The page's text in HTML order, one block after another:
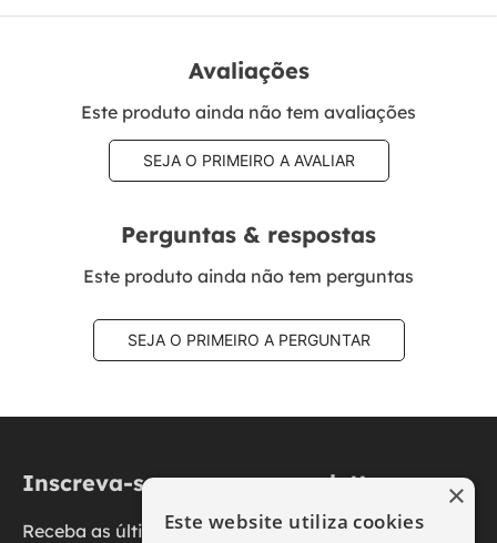
Avaliações
Este produto ainda não tem avaliações
SEJA O PRIMEIRO A AVALIAR
Perguntas & respostas
Este produto ainda não tem perguntas
SEJA O PRIMEIRO A PERGUNTAR
Inscreva-se na nossa newsletter
Receba as últimas novidades, promoções e
Este website utiliza cookies
×